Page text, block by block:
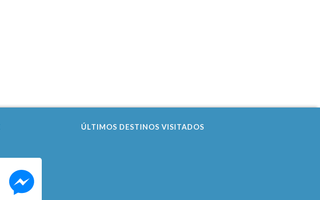
ÚLTIMOS DESTINOS VISITADOS